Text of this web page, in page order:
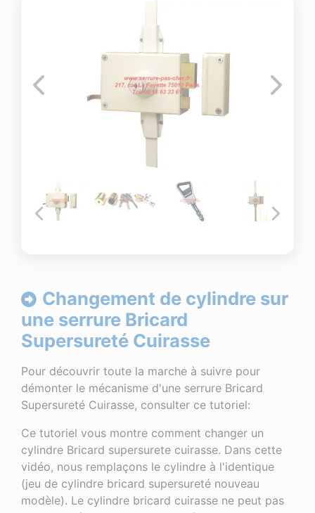
Changement de cylindre sur
une serrure Bricard
Supersureté Cuirasse
Pour découvrir toute la marche à suivre pour
démonter le mécanisme d'une serrure Bricard
Supersureté Cuirasse, consulter ce tutoriel:
Ce tutoriel vous montre comment changer un
cylindre Bricard supersurete cuirasse. Dans cette
vidéo, nous remplaçons le cylindre à l'identique
(jeu de cylindre bricard supersureté nouveau
modèle). Le cylindre bricard cuirasse ne peut pas